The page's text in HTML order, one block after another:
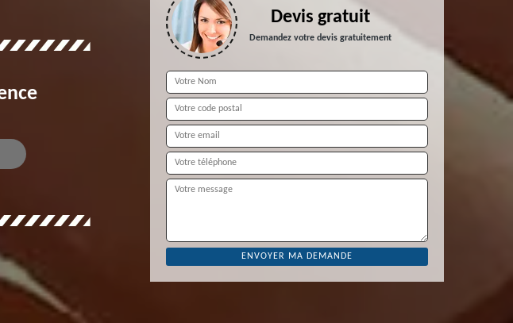
Devis gratuit
Demandez votre devis gratuitement